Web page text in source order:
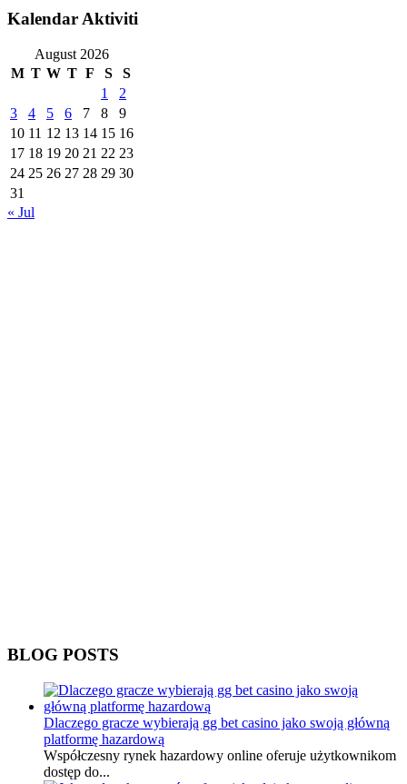
Kalendar Aktiviti
August 2026
M T W T F S
S
1
2
3
4 5 6 7 8
9
10 11 12 13 14 15 16
17 18 19 20 21 22 23
24 25 26 27 28 29 30
31
« Jul
BLOG POSTS
Dlaczego gracze wybierają gg bet casino jako swoją główną
platformę hazardową
Współczesny rynek hazardowy online oferuje użytkownikom
dostęp do...